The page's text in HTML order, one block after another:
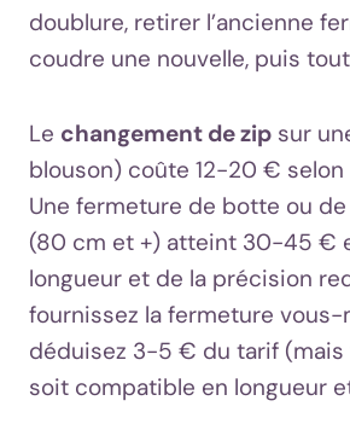
doublure, retirer l’ancienne
coudre une nouvelle, puis
Le changement de zip sur
blouson) coûte 12-20 € selon
Une fermeture de botte ou
(80 cm et +) atteint 30-45 €
longueur et de la précision
fournissez la fermeture vous-
déduisez 3-5 € du tarif (mais
soit compatible en longueur